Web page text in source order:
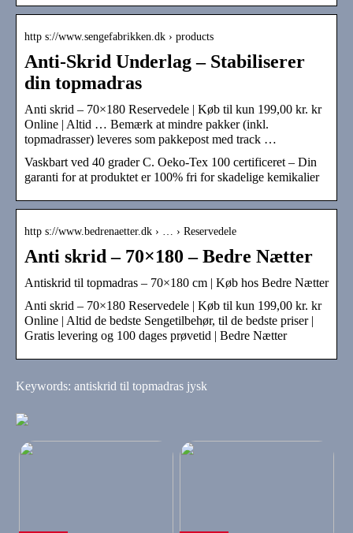
http s://www.sengefabrikken.dk › products
Anti-Skrid Underlag – Stabiliserer
din topmadras
Anti skrid – 70×180 Reservedele | Køb til kun 199,00 kr. kr
Online | Altid … Bemærk at mindre pakker (inkl.
topmadrasser) leveres som pakkepost med track …
Vaskbart ved 40 grader C. Oeko-Tex 100 certificeret – Din
garanti for at produktet er 100% fri for skadelige kemikalier
http s://www.bedrenaetter.dk › … › Reservedele
Anti skrid – 70×180 – Bedre Nætter
Antiskrid til topmadras – 70×180 cm | Køb hos Bedre Nætter
Anti skrid – 70×180 Reservedele | Køb til kun 199,00 kr. kr
Online | Altid de bedste Sengetilbehør, til de bedste priser |
Gratis levering og 100 dages prøvetid | Bedre Nætter
Keywords: antiskrid til topmadras jysk